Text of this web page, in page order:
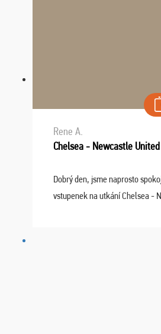
Rene A.
Chelsea - Newcastle United
Dobrý den, jsme naprosto
vstupenek na utkání Chelsea -